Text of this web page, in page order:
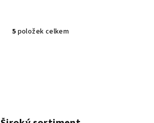
O
í
5 položek celkem